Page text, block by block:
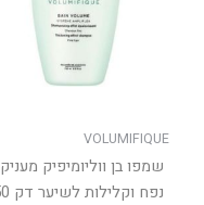
VOLUMIFIQUE
שמפו בן ווליומיפיק מעניק